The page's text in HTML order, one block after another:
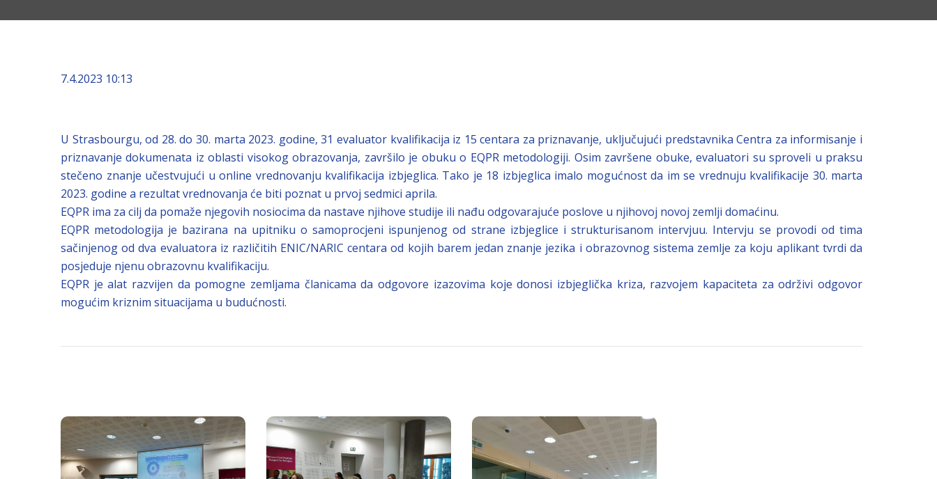
7.4.2023 10:13
U Strasbourgu, od 28. do 30. marta 2023. godine, 31 evaluator kvalifikacija iz 15 centara za priznavanje, uključujući predstavnika Centra za informisanje i
priznavanje dokumenata iz oblasti visokog obrazovanja, završilo je obuku o EQPR metodologiji. Osim završene obuke, evaluatori su sproveli u praksu
stečeno znanje učestvujući u online vrednovanju kvalifikacija izbjeglica. Tako je 18 izbjeglica imalo mogućnost da im se vrednuju kvalifikacije 30. marta
2023. godine a rezultat vrednovanja će biti poznat u prvoj sedmici aprila.
EQPR ima za cilj da pomaže njegovih nosiocima da nastave njihove studije ili nađu odgovarajuće poslove u njihovoj novoj zemlji domaćinu.
EQPR metodologija je bazirana na upitniku o samoprocjeni ispunjenog od strane izbjeglice i strukturisanom intervjuu. Intervju se provodi od tima
sačinjenog od dva evaluatora iz različitih ENIC/NARIC centara od kojih barem jedan znanje jezika i obrazovnog sistema zemlje za koju aplikant tvrdi da
posjeduje njenu obrazovnu kvalifikaciju.
EQPR je alat razvijen da pomogne zemljama članicama da odgovore izazovima koje donosi izbjeglička kriza, razvojem kapaciteta za održivi odgovor
mogućim kriznim situacijama u budućnosti.